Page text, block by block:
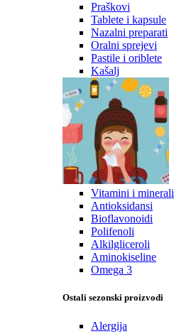
Praškovi
Tablete i kapsule
Nazalni preparati
Oralni sprejevi
Pastile i oriblete
Kašalj
Vitamini i minerali
Antioksidansi
Bioflavonoidi
Polifenoli
Alkilgliceroli
Aminokiseline
Omega 3
Ostali sezonski proizvodi
Alergija